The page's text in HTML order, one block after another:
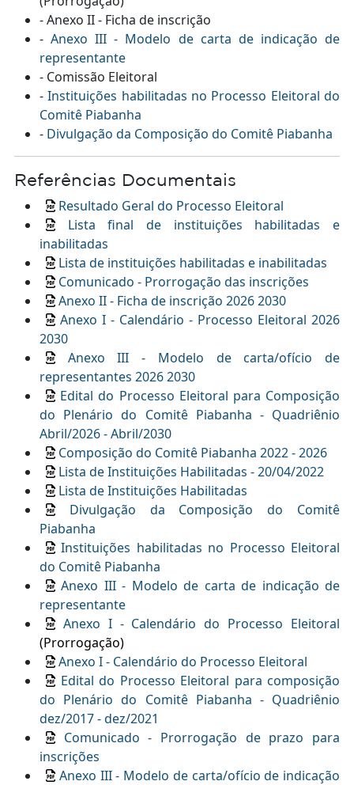
- Anexo II - Ficha de inscrição
-Anexo III - Modelo de carta de indicação de
representante
- Comissão Eleitoral
-Instituições habilitadas no Processo Eleitoral do
Comitê Piabanha
- Divulgação da Composição do Comitê Piabanha
Referências Documentais
Resultado Geral do Processo Eleitoral
Lista final de instituições habilitadas e
inabilitadas
Lista de instituições habilitadas e inabilitadas
Comunicado - Prorrogação das inscrições
Anexo II - Ficha de inscrição 2026 2030
Anexo I - Calendário - Processo Eleitoral 2026
2030
Anexo III - Modelo de carta/ofício de
representantes 2026 2030
Edital do Processo Eleitoral para Composição
do Plenário do Comitê Piabanha - Quadriênio
Abril/2026 - Abril/2030
Composição do Comitê Piabanha 2022 - 2026
Lista de Instituições Habilitadas - 20/04/2022
Lista de Instituições Habilitadas
Divulgação da Composição do Comitê
Piabanha
Instituições habilitadas no Processo Eleitoral
do Comitê Piabanha
Anexo III - Modelo de carta de indicação de
representante
Anexo I - Calendário do Processo Eleitoral
(Prorrogação)
Anexo I - Calendário do Processo Eleitoral
Edital do Processo Eleitoral para composição
do Plenário do Comitê Piabanha - Quadriênio
dez/2017 - dez/2021
Comunicado - Prorrogação de prazo para
inscrições
Anexo III - Modelo de carta/ofício de indicação